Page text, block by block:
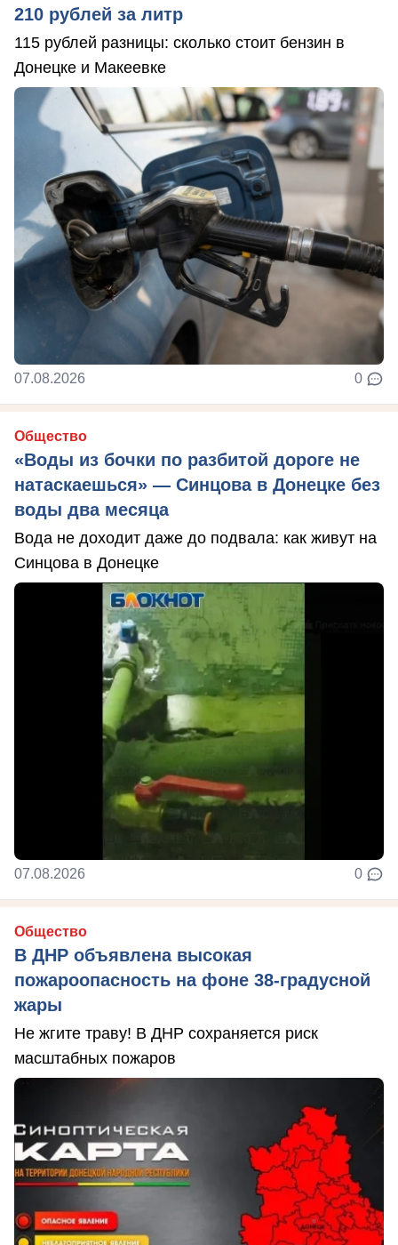
210 рублей за литр
115 рублей разницы: сколько стоит бензин в
Донецке и Макеевке
07.08.2026 0
Общество
«Воды из бочки по разбитой дороге не
натаскаешься» — Синцова в Донецке без
воды два месяца
Вода не доходит даже до подвала: как живут на
Синцова в Донецке
07.08.2026 0
Общество
В ДНР объявлена высокая
пожароопасность на фоне 38-градусной
жары
Не жгите траву! В ДНР сохраняется риск
масштабных пожаров